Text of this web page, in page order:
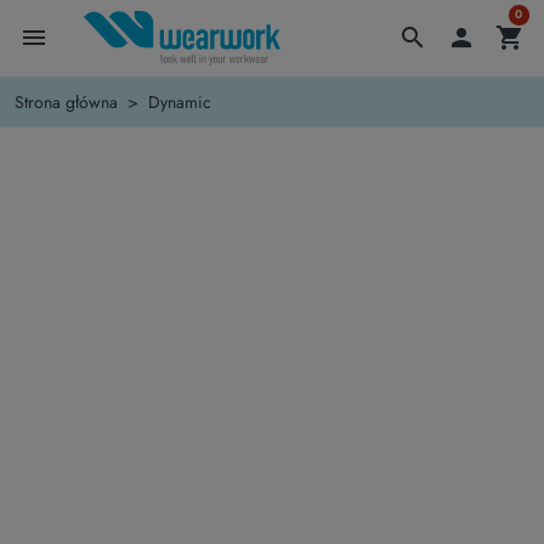
search
menu  shopping_cart
0
Strona główna Dynamic